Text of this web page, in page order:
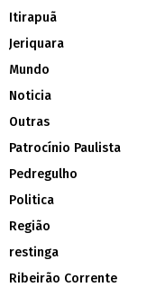
Itirapuã
Jeriquara
Mundo
Noticia
Outras
Patrocínio Paulista
Pedregulho
Politica
Região
restinga
Ribeirão Corrente